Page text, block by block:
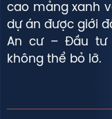
cao mảng xanh
dự án được giới
An cư – Đầu tư
không thể bỏ lỡ.